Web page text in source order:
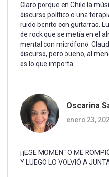
Claro porque en Chile la
discurso político o una
ruido bonito con guitarras.
de rock que se metía en el
mental con micrófono.
discurso, pero bueno, al
es lo que importa
Oscarina
enero 23,
¡¡¡ESE MOMENTO ME
Y LUEGO LO VOLVIÓ A